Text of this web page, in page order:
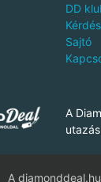
A
DD
Sajtó
A